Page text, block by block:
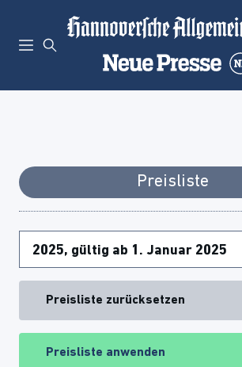
Preisliste
Preisliste zurücksetzen
Preisliste anwenden